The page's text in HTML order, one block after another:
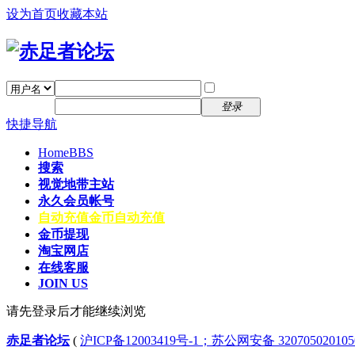
设为首页收藏本站
登录
快捷导航
HomeBBS
搜索
视觉地带主站
永久会员帐号
自动充值金币自动充值
金币提现
淘宝网店
在线客服
JOIN US
请先登录后才能继续浏览
赤足者论坛( 沪ICP备12003419号-1；苏公网安备